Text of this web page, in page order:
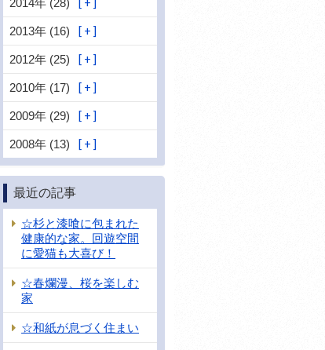
2014年 (28)
2013年 (16)
2012年 (25)
2010年 (17)
2009年 (29)
2008年 (13)
最近の記事
☆杉と漆喰に包まれた
健康的な家。回遊空間
に愛猫も大喜び！
☆春爛漫、桜を楽しむ
家
☆和紙が息づく住まい